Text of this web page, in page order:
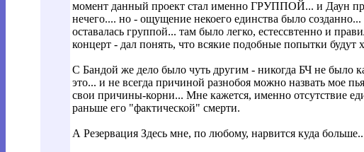
момент данный проект стал именно ГРУППОЙ... и Даун
нечего.... но - ощущение некоего единства было
оставалась группой... там было легко, естессвтенно и
концерт - дал понять, что всякие подобные попытки будут
С Бандой же дело было чуть другим - никогда БЧ не было
это... и не всегда причиной разнобоя можно назвать мое
свои причины-корни... Мне кажется, именно отсутствие
раньше его "фактической" смерти.
А Резервация Здесь мне, по любому, нарвится куда